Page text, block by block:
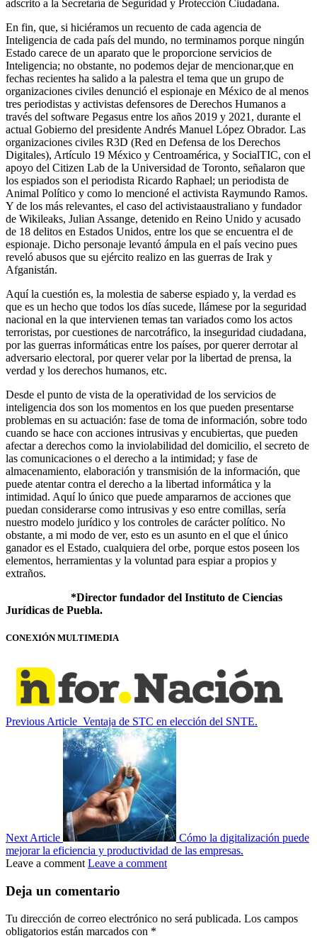
adscrito a la Secretaría de Seguridad y Protección Ciudadana.
En fin, que, si hiciéramos un recuento de cada agencia de
Inteligencia de cada país del mundo, no terminamos porque ningún
Estado carece de un aparato que le proporcione servicios de
Inteligencia; no obstante, no podemos dejar de mencionar,que en
fechas recientes ha salido a la palestra el tema que un grupo de
organizaciones civiles denunció el espionaje en México de al menos
tres periodistas y activistas defensores de Derechos Humanos a
través del software Pegasus entre los años 2019 y 2021, durante el
actual Gobierno del presidente Andrés Manuel López Obrador. Las
organizaciones civiles R3D (Red en Defensa de los Derechos
Digitales), Artículo 19 México y Centroamérica, y SocialTIC, con el
apoyo del Citizen Lab de la Universidad de Toronto, señalaron que
los espiados son el periodista Ricardo Raphael; un periodista de
Animal Político y como lo mencioné el activista Raymundo Ramos.
Y de los más relevantes, el caso del activistaaustraliano y fundador
de Wikileaks, Julian Assange, detenido en Reino Unido y acusado
de 18 delitos en Estados Unidos, entre los que se encuentra el de
espionaje. Dicho personaje levantó ámpula en el país vecino pues
reveló abusos que su ejército realizo en las guerras de Irak y
Afganistán.
Aquí la cuestión es, la molestia de saberse espiado y, la verdad es
que es un hecho que todos los días sucede, llámese por la seguridad
nacional en la que intervienen temas tan variados como los actos
terroristas, por cuestiones de narcotráfico, la inseguridad ciudadana,
por las guerras informáticas entre los países, por querer derrotar al
adversario electoral, por querer velar por la libertad de prensa, la
verdad y los derechos humanos, etc.
Desde el punto de vista de la operatividad de los servicios de
inteligencia dos son los momentos en los que pueden presentarse
problemas en su actuación: fase de toma de información, sobre todo
cuando se hace con acciones intrusivas y encubiertas, que pueden
afectar a derechos como la inviolabilidad del domicilio, el secreto de
las comunicaciones o el derecho a la intimidad; y fase de
almacenamiento, elaboración y transmisión de la información, que
puede atentar contra el derecho a la libertad informática y la
intimidad. Aquí lo único que puede ampararnos de acciones que
puedan considerarse como intrusivas y eso entre comillas, sería
nuestro modelo jurídico y los controles de carácter político. No
obstante, a mi modo de ver, esto es un asunto en el que el único
ganador es el Estado, cualquiera del orbe, porque estos poseen los
elementos, herramientas y la voluntad para espiar a propios y
extraños.
*Director fundador del Instituto de Ciencias
Jurídicas de Puebla.
CONEXIÓN MULTIMEDIA
Previous Article Ventaja de STC en elección del SNTE.
Next Article
Cómo la digitalización puede
mejorar la eficiencia y productividad de las empresas.
Leave a comment Leave a comment
Deja un comentario
Tu dirección de correo electrónico no será publicada. Los campos
obligatorios están marcados con *